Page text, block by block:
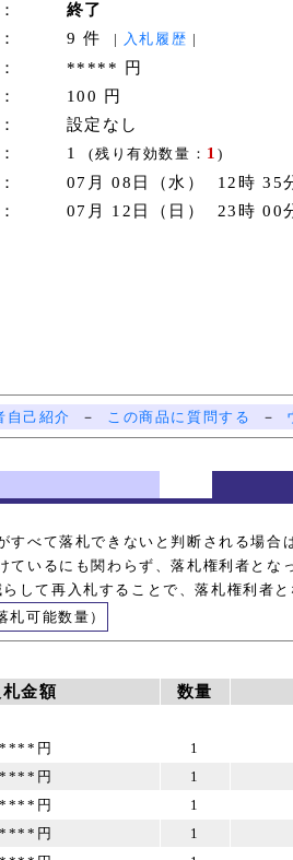
終了
9 件 | 入札履歴 |
***** 円
100 円
設定なし
1(残り有効数量： 1 )
07月 08日（水） 12時 35
07月 12日（日） 23時 00
自己紹介 － この商品に質問する －
すべて落札できないと判断される場合
いるにも関わらず、落札権利者とな
して再入札することで、落札権利者と
可能数量）
札金額 数量
円 1
円 1
円 1
円 1